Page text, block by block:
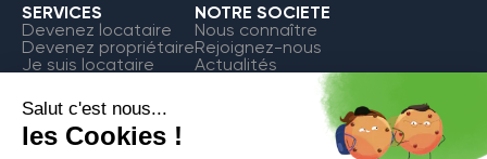
SERVICES
Devenez locataire
Devenez propriétaire
Je suis locataire
NOTRE SOCIETE
Nous connaître
Rejoignez-nous
Actualités